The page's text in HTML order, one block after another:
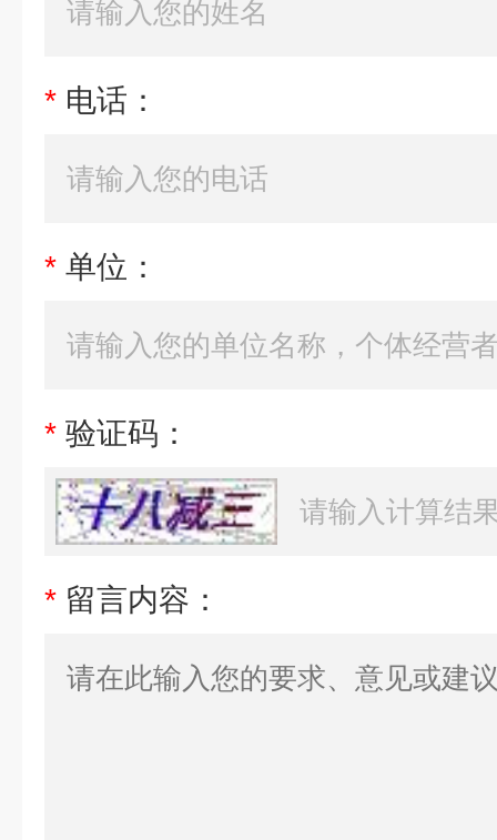
* 电话：
* 单位：
* 验证码：
* 留言内容：